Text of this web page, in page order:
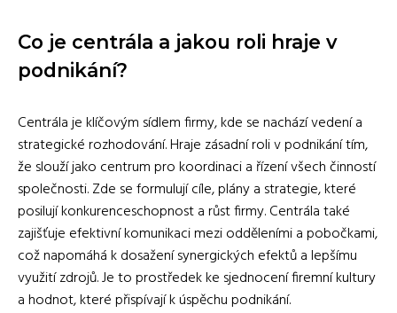
Co je centrála a jakou roli hraje v
podnikání?
Centrála je klíčovým sídlem firmy, kde se nachází vedení a
strategické rozhodování. Hraje zásadní roli v podnikání tím,
že slouží jako centrum pro koordinaci a řízení všech činností
společnosti. Zde se formulují cíle, plány a strategie, které
posilují konkurenceschopnost a růst firmy. Centrála také
zajišťuje efektivní komunikaci mezi odděleními a pobočkami,
což napomáhá k dosažení synergických efektů a lepšímu
využití zdrojů. Je to prostředek ke sjednocení firemní kultury
a hodnot, které přispívají k úspěchu podnikání.